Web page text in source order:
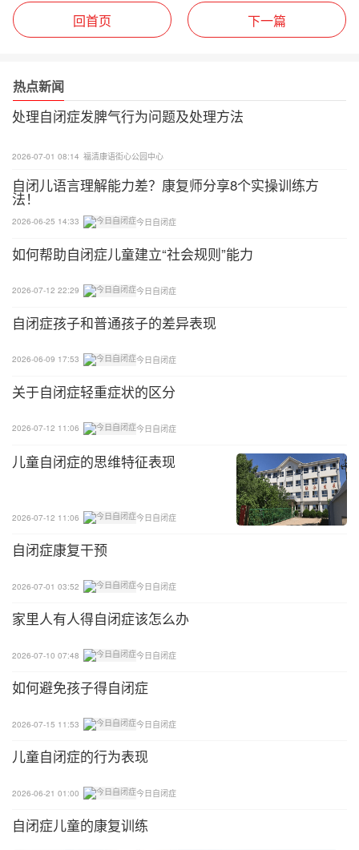
懂，某些没有语言的孩子，他只能用肢体动作，或者
是直接用问题行为来表达，比如他想上厕所、想出去
★长期得不到注意力
这个一般发生在小组课上，或者老师/家长在做其他
事情时没有关注到他，没有及时与他互动，小朋友可
那么
当孩子正在爆发情绪问题时
家长应该如何应对？
越早进行情绪问题干预，越能让问题得到改善，如果
小朋友正处于上述三种原因造成的情绪问题当中，家
长可以根据不同情况来进行以下实施方案：
止，这种情况下，我们首先同理他的感受，让小朋友
进行深呼吸，抱一抱自己，轻轻捏一捏小朋友的手臂
来缓解他激动的情绪，但是，如果有的小朋友不喜欢
来，条件允许的话可以撤回到原来的安排，实在无法
改变的安排也可以给孩子解释缘由，注意，语言不要
绪平复。
上述情况是问题行为已经产生过后的处理办法，但长
远来看，我们还是要教导小朋友去接受不同的事件和
接受合理的随机变化以应对突发事件。为此，我们可
以——
家长可以和小朋友一起制定一个日程表，内容包含一
天中哪个时间段要去做什么事情，刚开始的时候，其
中一个部分是由家长，或家长和孩子共同商量来决定
回首页 下一篇
热点新闻
处理自闭症发脾气行为问题及处理方法
2026-07-01 08:14 福清康语街心公园中心
自闭儿语言理解能力差？康复师分享8个实操训练方
法！
2026-06-25 14:33 今日自闭症
如何帮助自闭症儿童建立“社会规则”能力
2026-07-12 22:29 今日自闭症
自闭症孩子和普通孩子的差异表现
2026-06-09 17:53 今日自闭症
关于自闭症轻重症状的区分
2026-07-12 11:06 今日自闭症
儿童自闭症的思维特征表现
2026-07-12 11:06 今日自闭症
自闭症康复干预
2026-07-01 03:52 今日自闭症
家里人有人得自闭症该怎么办
2026-07-10 07:48 今日自闭症
如何避免孩子得自闭症
2026-07-15 11:53 今日自闭症
儿童自闭症的行为表现
2026-06-21 01:00 今日自闭症
自闭症儿童的康复训练